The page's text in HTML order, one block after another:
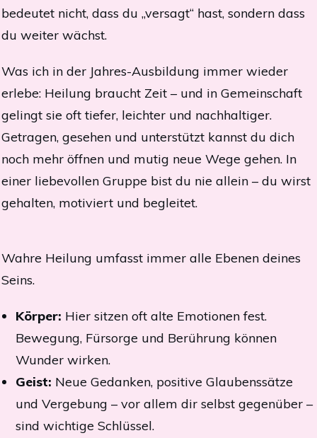
bedeutet nicht, dass du „versagt“ hast, sondern dass
du weiter wächst.
Was ich in der Jahres-Ausbildung immer wieder
erlebe: Heilung braucht Zeit – und in Gemeinschaft
gelingt sie oft tiefer, leichter und nachhaltiger.
Getragen, gesehen und unterstützt kannst du dich
noch mehr öffnen und mutig neue Wege gehen. In
einer liebevollen Gruppe bist du nie allein – du wirst
gehalten, motiviert und begleitet.
Wahre Heilung umfasst immer alle Ebenen deines
Seins.
Körper: Hier sitzen oft alte Emotionen fest.
Bewegung, Fürsorge und Berührung können
Wunder wirken.
Geist: Neue Gedanken, positive Glaubenssätze
und Vergebung – vor allem dir selbst gegenüber –
sind wichtige Schlüssel.